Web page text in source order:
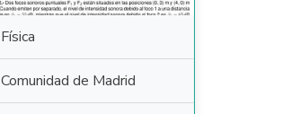
Física
Comunidad de Madrid